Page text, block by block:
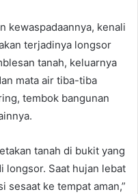
kewaspadaannya, kenali
terjadinya longsor
tanah, keluarnya
mata air tiba-tiba
tembok bangunan
tanah di bukit yang
longsor. Saat hujan lebat
sesaat ke tempat aman,”